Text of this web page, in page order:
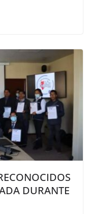
DURANTE